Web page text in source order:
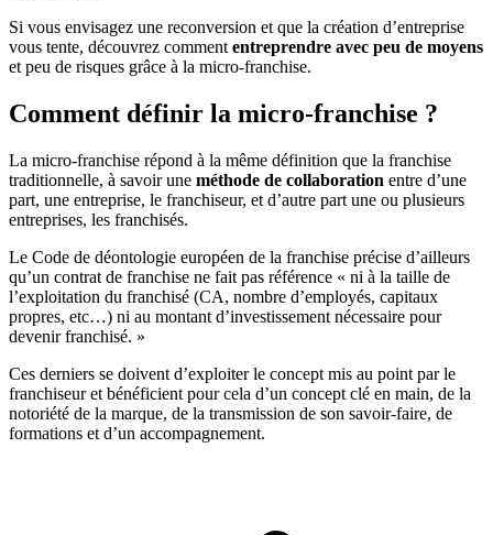
Si vous envisagez une reconversion et que la création d’entreprise
vous tente, découvrez comment entreprendre avec peu de moyens
et peu de risques grâce à la micro-franchise.
Comment définir la micro-franchise ?
La micro-franchise répond à la même définition que la franchise
traditionnelle, à savoir une méthode de collaboration entre d’une
part, une entreprise, le franchiseur, et d’autre part une ou plusieurs
entreprises, les franchisés.
Le Code de déontologie européen de la franchise précise d’ailleurs
qu’un contrat de franchise ne fait pas référence « ni à la taille de
l’exploitation du franchisé (CA, nombre d’employés, capitaux
propres, etc…) ni au montant d’investissement nécessaire pour
devenir franchisé. »
Ces derniers se doivent d’exploiter le concept mis au point par le
franchiseur et bénéficient pour cela d’un concept clé en main, de la
notoriété de la marque, de la transmission de son savoir-faire, de
formations et d’un accompagnement.